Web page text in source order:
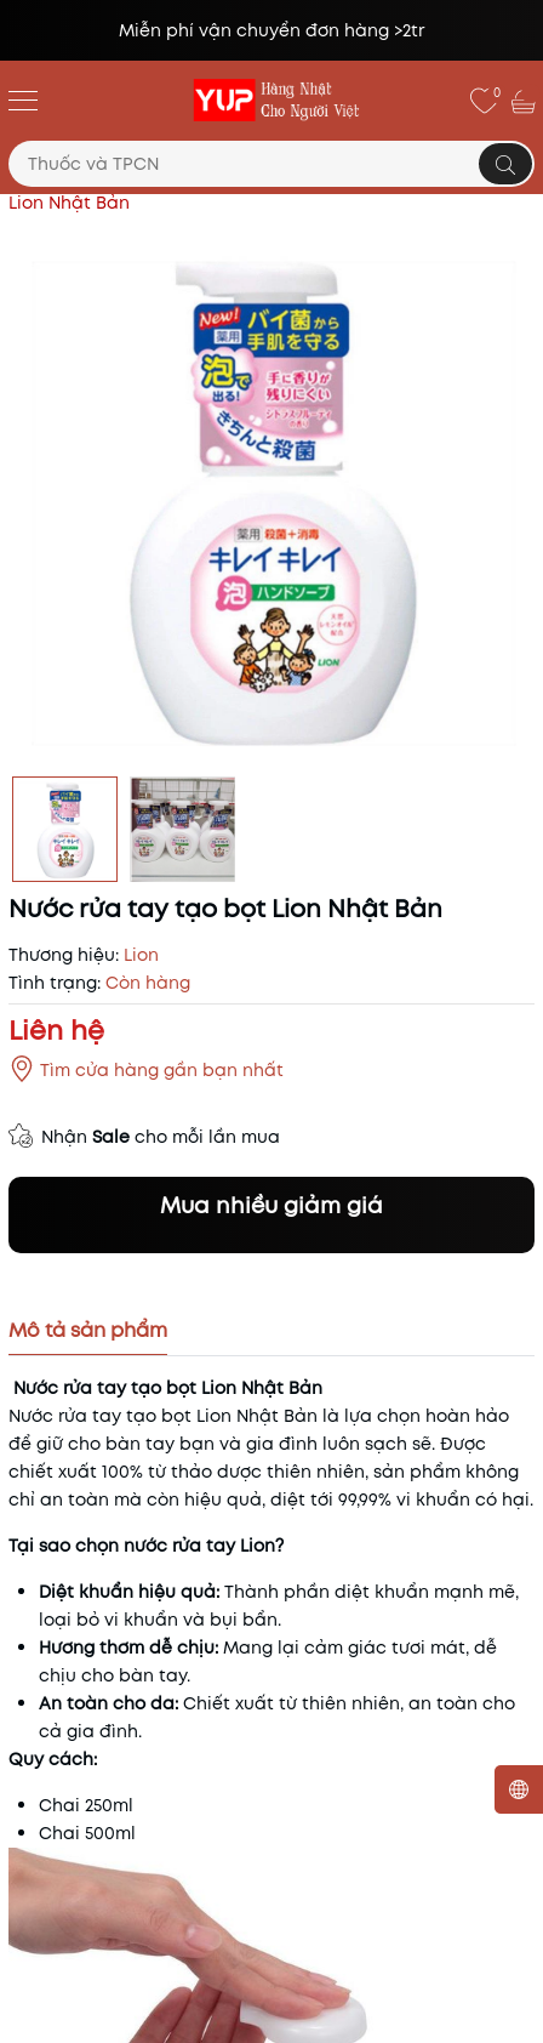
Đổi trả miễn phí lên tới 14 ngày*
0
Trang chủ Sản phẩm cho bé
Nước rửa tay tạo bọt
Lion Nhật Bản
Nước rửa tay tạo bọt Lion Nhật Bản
Thương hiệu: Lion
Tình trạng: Còn hàng
Liên hệ
Tìm cửa hàng gần bạn nhất
Nhận Sale cho mỗi lần mua
Mua nhiều giảm giá
Mã khuyến mãi:
Điều kiện:
Mô tả sản phẩm
Nước rửa tay tạo bọt Lion Nhật Bản
Nước rửa tay tạo bọt Lion Nhật Bản là lựa chọn hoàn hảo
để giữ cho bàn tay bạn và gia đình luôn sạch sẽ. Được
chiết xuất 100% từ thảo dược thiên nhiên, sản phẩm không
chỉ an toàn mà còn hiệu quả, diệt tới 99,99% vi khuẩn có hại.
Tại sao chọn nước rửa tay Lion?
Diệt khuẩn hiệu quả: Thành phần diệt khuẩn mạnh mẽ,
loại bỏ vi khuẩn và bụi bẩn.
Hương thơm dễ chịu: Mang lại cảm giác tươi mát, dễ
chịu cho bàn tay.
An toàn cho da: Chiết xuất từ thiên nhiên, an toàn cho
cả gia đình.
Quy cách:
Chai 250ml
Chai 500ml